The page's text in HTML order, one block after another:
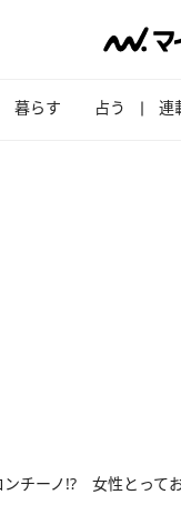
暮らす 占う 連
ンチーノ!? 女性とって